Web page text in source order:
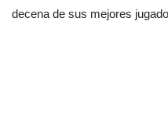
decena de sus mejores